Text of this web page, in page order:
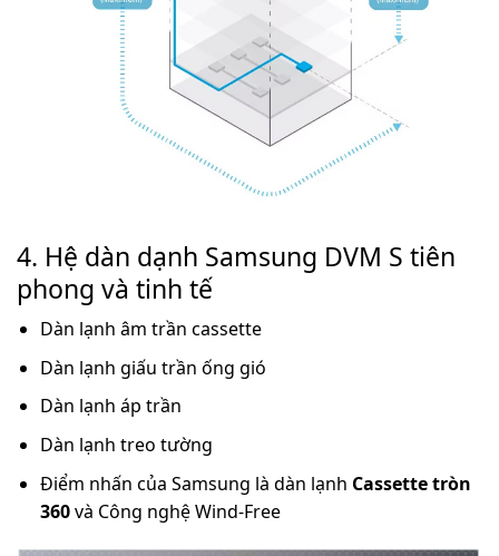
4. Hệ dàn dạnh Samsung DVM S tiên
phong và tinh tế
Dàn lạnh âm trần cassette
Dàn lạnh giấu trần ống gió
Dàn lạnh áp trần
Dàn lạnh treo tường
Điểm nhấn của Samsung là dàn lạnh Cassette tròn
360và Công nghệ Wind-Free